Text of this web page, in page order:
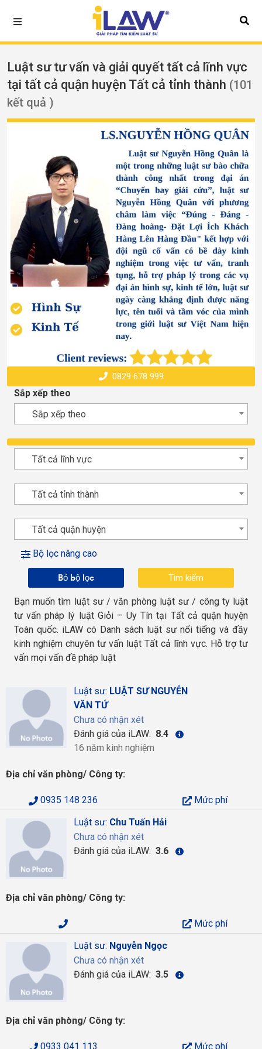
Luật sư tư vấn và giải quyết tất cả lĩnh vực
tại tất cả quận huyện Tất cả tỉnh thành (101
kết quả )
0829 678 999
Sắp xếp theo
Sắp xếp theo
Tất cả lĩnh vực
Tất cả tỉnh thành
Tất cả quận huyện
Bộ lọc nâng cao
Bỏ bộ lọc
Bạn muốn tìm luật sư / văn phòng luật sư / công ty luật
tư vấn pháp lý luật Giỏi – Uy Tín tại Tất cả quận huyện
Toàn quốc. iLAW có Danh sách luật sư nổi tiếng và đầy
kinh nghiệm chuyên tư vấn luật Tất cả lĩnh vực. Hỗ trợ tư
vấn mọi vấn đề pháp luật
Luật sư: LUẬT SƯ NGUYỄN
VĂN TỨ
Chưa có nhận xét
Đánh giá của iLAW: 8.4
16 năm kinh nghiệm
Địa chỉ văn phòng/ Công ty:
0935 148 236
Mức phí
Luật sư: Chu Tuấn Hải
Chưa có nhận xét
Đánh giá của iLAW: 3.6
Địa chỉ văn phòng/ Công ty:
Mức phí
Luật sư: Nguyễn Ngọc
Chưa có nhận xét
Đánh giá của iLAW: 3.5
Địa chỉ văn phòng/ Công ty:
0933 041 113 Mức phí